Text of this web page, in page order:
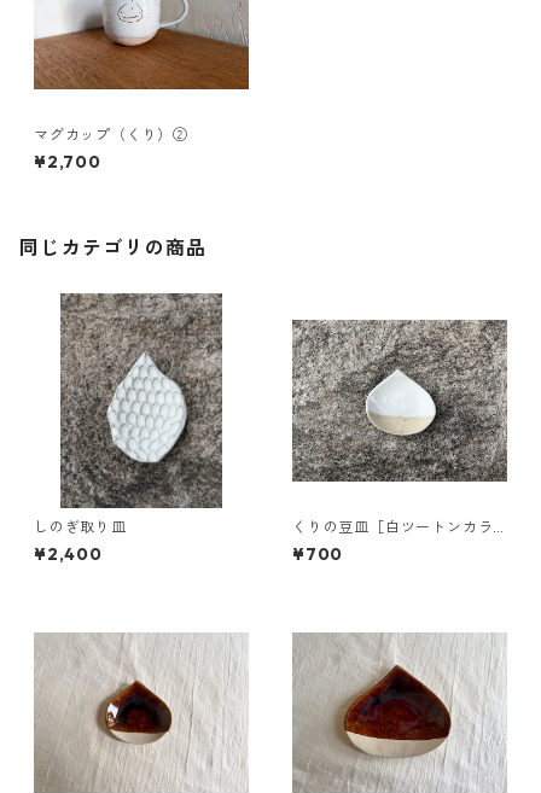
マグカップ（くり）②
¥2,700
同じカテゴリの商品
しのぎ取り皿
¥2,400
くりの豆皿［白ツートンカラ
ー］
¥700